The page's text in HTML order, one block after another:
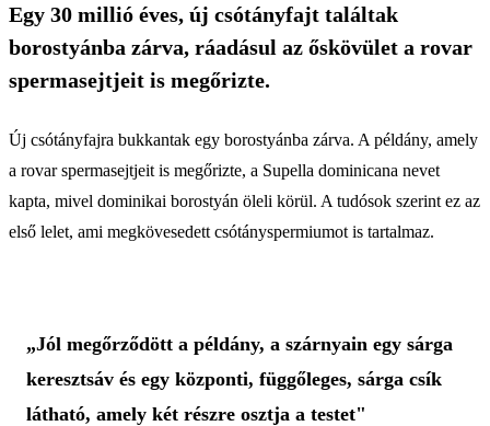
Egy 30 millió éves, új csótányfajt találtak
borostyánba zárva, ráadásul az őskövület a rovar
spermasejtjeit is megőrizte.
Új csótányfajra bukkantak egy borostyánba zárva. A példány, amely
a rovar spermasejtjeit is megőrizte, a Supella dominicana nevet
kapta, mivel dominikai borostyán öleli körül. A tudósok szerint ez az
első lelet, ami megkövesedett csótányspermiumot is tartalmaz.
„Jól megőrződött a példány, a szárnyain egy sárga
keresztsáv és egy központi, függőleges, sárga csík
látható, amely két részre osztja a testet"